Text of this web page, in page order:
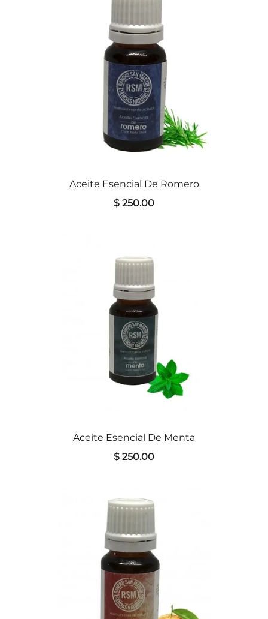
Aceite Esencial De Romero
$ 250.00
Aceite Esencial De Menta
$ 250.00